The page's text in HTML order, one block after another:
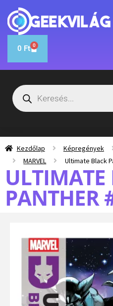
0 Ft 0
Kezdőlap Képregények
MARVEL
Ultimate Black
ULTIMATE
PANTHER